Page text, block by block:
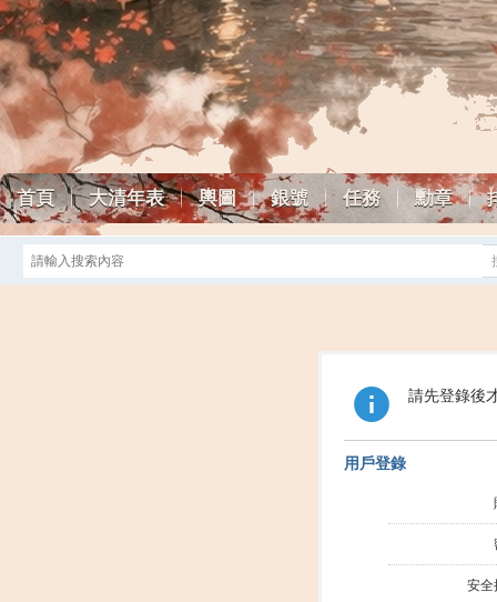
首頁 大清年表 輿圖 銀號 任務 勳章
請先登錄後
用戶登錄
安全